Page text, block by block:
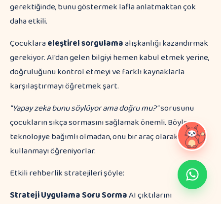
gerektiğinde, bunu göstermek lafla anlatmaktan çok
daha etkili.
Çocuklaraeleştirel sorgulamaalışkanlığı kazandırmak
gerekiyor. AI'dan gelen bilgiyi hemen kabul etmek yerine,
doğruluğunu kontrol etmeyi ve farklı kaynaklarla
karşılaştırmayı öğretmek şart.
"Yapay zeka bunu söylüyor ama doğru mu?"sorusunu
çocukların sıkça sormasını sağlamak önemli. Böylece
teknolojiye bağımlı olmadan, onu bir araç olarak
kullanmayı öğreniyorlar.
Etkili rehberlik stratejileri şöyle:
StratejiUygulamaSoru SormaAI çıktılarını